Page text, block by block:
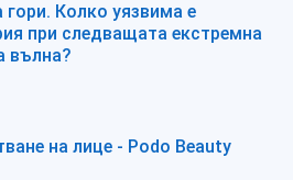
гори. Колко уязвима е
при следващата екстремна
вълна?
на лице - Podo Beauty